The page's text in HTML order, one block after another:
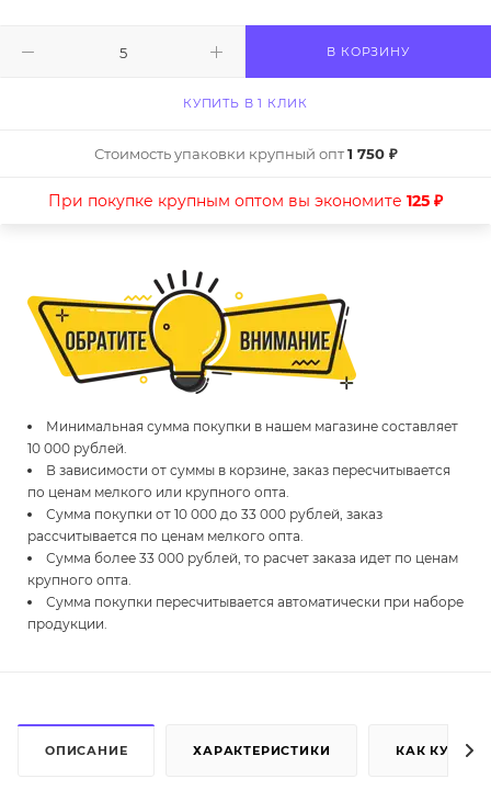
В КОРЗИНУ
КУПИТЬ В 1 КЛИК
Стоимость упаковки крупный опт1 750 ₽
При покупке крупным оптом вы экономите 125 ₽
Минимальная сумма покупки в нашем магазине составляет
10 000 рублей.
В зависимости от суммы в корзине, заказ пересчитывается
по ценам мелкого или крупного опта.
Сумма покупки от 10 000 до 33 000 рублей, заказ
рассчитывается по ценам мелкого опта.
Сумма более 33 000 рублей, то расчет заказа идет по ценам
крупного опта.
Сумма покупки пересчитывается автоматически при наборе
продукции.
ОПИСАНИЕ ХАРАКТЕРИСТИКИ КАК КУПИТЬ